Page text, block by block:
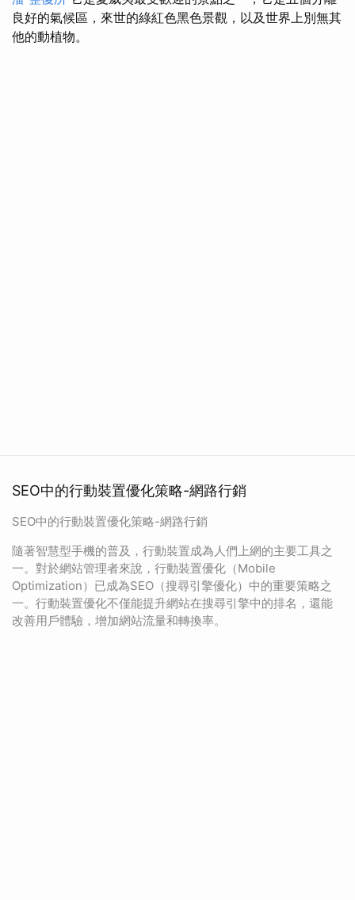
良好的氣候區，來世的綠紅色黑色景觀，以及世界上別無其
他的動植物。
SEO中的行動裝置優化策略-網路行銷
SEO中的行動裝置優化策略-網路行銷
隨著智慧型手機的普及，行動裝置成為人們上網的主要工具之
一。對於網站管理者來說，行動裝置優化（Mobile
Optimization）已成為SEO（搜尋引擎優化）中的重要策略之
一。行動裝置優化不僅能提升網站在搜尋引擎中的排名，還能
改善用戶體驗，增加網站流量和轉換率。